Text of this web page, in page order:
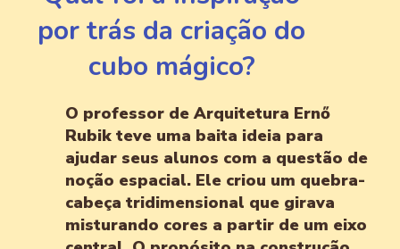
por trás da criação do
cubo mágico?
O professor de Arquitetura Ernő
Rubik teve uma baita ideia para
ajudar seus alunos com a questão de
noção espacial. Ele criou um quebra-
cabeça tridimensional que girava
misturando cores a partir de um eixo